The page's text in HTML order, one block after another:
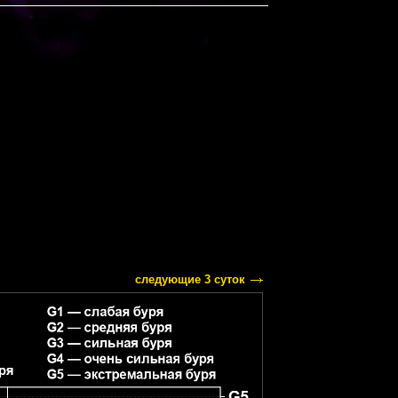
следующие 3 суток